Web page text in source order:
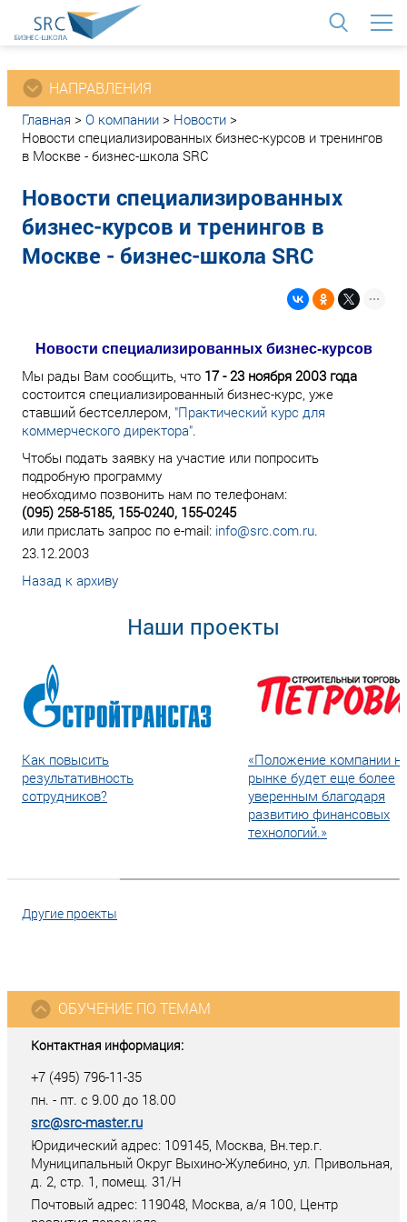
НАПРАВЛЕНИЯ
Главная > О компании > Новости >
Новости специализированных бизнес-курсов и тренингов
в Москве - бизнес-школа SRC
Новости специализированных
бизнес-курсов и тренингов в
Москве - бизнес-школа SRC
Новости специализированных бизнес-курсов
Мы рады Вам сообщить, что 17 - 23 ноября 2003 года
состоится специализированный бизнес-курс, уже
ставший бестселлером, "Практический курс для
коммерческого директора".
Чтобы подать заявку на участие или попросить
подробную программу
необходимо позвонить нам по телефонам:
(095) 258-5185, 155-0240, 155-0245
или прислать запрос по e-mail: info@src.com.ru.
23.12.2003
Назад к архиву
Наши проекты
Как повысить
результативность
сотрудников?
«Положение компании
рынке будет еще более
уверенным благодаря
развитию финансовых
технологий.»
Другие проекты
Контактная информация:
+7 (495) 796-11-35
пн. - пт. с 9.00 до 18.00
src@src-master.ru
Юридический адрес: 109145, Москва, Вн.тер.г.
Муниципальный Округ Выхино-Жулебино, ул. Привольная,
д. 2, стр. 1, помещ. 31/Н
Почтовый адрес: 119048, Москва, а/я 100, Центр
ОБУЧЕНИЕ ПО ТЕМАМ